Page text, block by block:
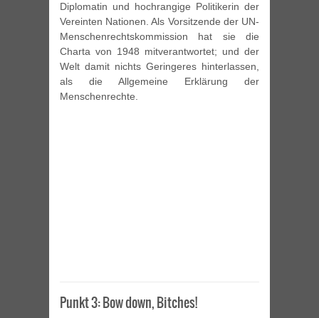
Diplomatin und hochrangige Politikerin der
Vereinten Nationen. Als Vorsitzende der UN-
Menschenrechtskommission hat sie die
Charta von 1948 mitverantwortet; und der
Welt damit nichts Geringeres hinterlassen,
als die Allgemeine Erklärung der
Menschenrechte.
Punkt 3: Bow down, Bitches!